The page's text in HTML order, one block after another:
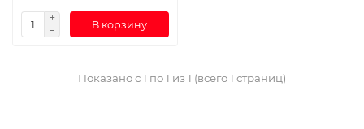
В корзину
Показано с 1 по 1 из 1 (всего 1 страниц)